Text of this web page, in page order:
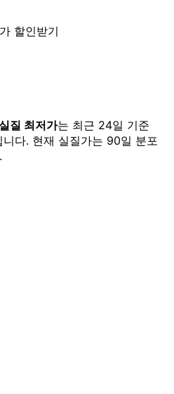
할인받기
실질 최저가는 최근 24일 기준
다. 현재 실질가는 90일 분포